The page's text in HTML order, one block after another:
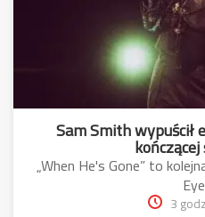
Sam Smith wypuścił
„When He's Gone” to
3